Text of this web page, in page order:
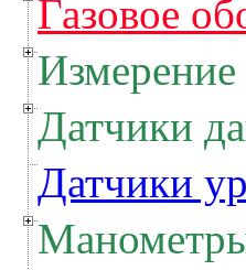
Газовое
Измерение
Датчики
Датчики